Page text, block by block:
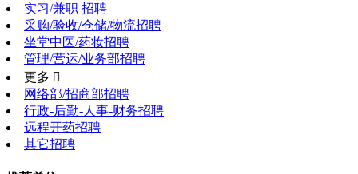
实习/兼职 招聘
采购/验收/仓储/物流招聘
坐堂中医/药妆招聘
管理/营运/业务部招聘
更多 
网络部/招商部招聘
行政-后勤-人事-财务招聘
远程开药招聘
其它招聘